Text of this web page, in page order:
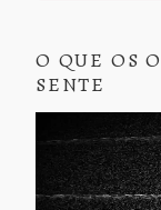
O QUE OS
SENTE
de
vídeo